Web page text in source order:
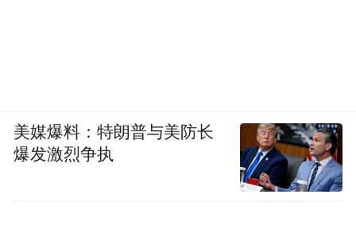
美媒爆料：特朗普与美防长
爆发激烈争执